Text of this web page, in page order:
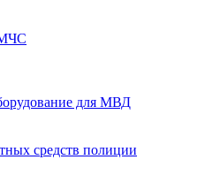
МЧС
для МВД
средств полиции